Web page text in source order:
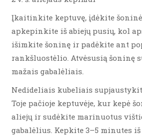
Įkaitinkite keptuvę, įdėkite
apkepinkite iš abiejų pusių, kol
išimkite šoninę ir padėkite ant
rankšluostėlio. Atvėsusią šoninę
mažais gabalėliais.
Nedideliais kubeliais
Toje pačioje keptuvėje, kur kepė
aliejų ir sudėkite marinuotus
gabalėlius. Kepkite 3–5 minutes